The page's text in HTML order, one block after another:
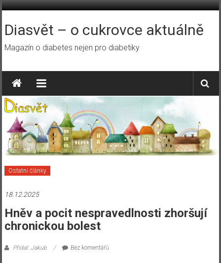
Přeskočit
obsah
Diasvět – o cukrovce aktuálně
Magazín o diabetes nejen pro diabetiky
Ostatní články
18.12.2025
Hněv a pocit nespravedlnosti zhoršují
chronickou bolest
Přidal: Jakub Bez komentářů